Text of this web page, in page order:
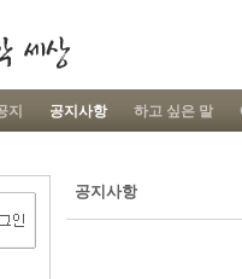
지 공지사항 하고 싶은 말
공지사항